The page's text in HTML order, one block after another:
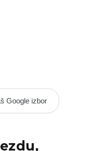
Google izbor